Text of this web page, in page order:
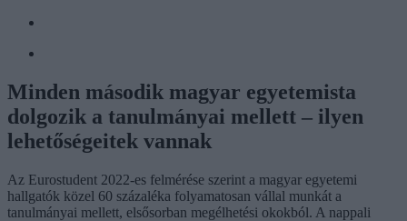
Minden második magyar egyetemista
dolgozik a tanulmányai mellett – ilyen
lehetőségeitek vannak
Az Eurostudent 2022-es felmérése szerint a magyar egyetemi
hallgatók közel 60 százaléka folyamatosan vállal munkát a
tanulmányai mellett, elsősorban megélhetési okokból. A nappali